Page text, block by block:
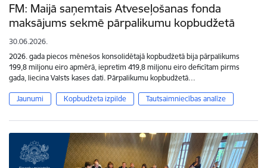
FM: Maijā saņemtais Atveseļošanas fonda
maksājums sekmē pārpalikumu kopbudžetā
30.06.2026.
2026. gada piecos mēnešos konsolidētajā kopbudžetā bija pārpalikums
199,8 miljonu eiro apmērā, iepretim 419,8 miljonu eiro deficītam pirms
gada, liecina Valsts kases dati. Pārpalikumu kopbudžetā…
Jaunumi Kopbudžeta izpilde Tautsaimniecības analīze